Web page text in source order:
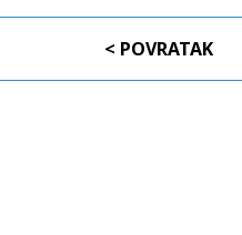
< POVRATAK